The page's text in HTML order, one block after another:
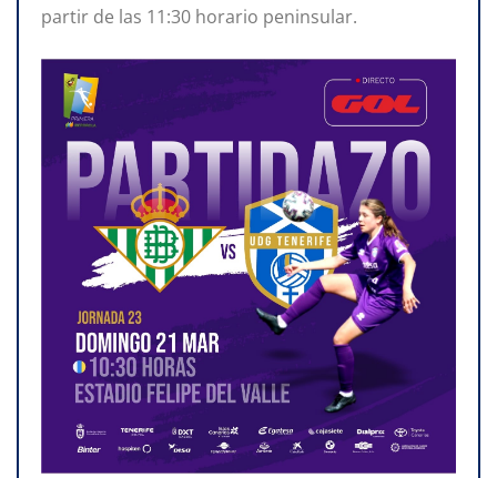
partir de las 11:30 horario peninsular.